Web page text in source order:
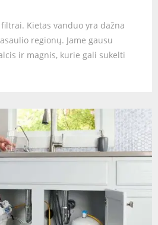
Kietas vanduo yra dažna
regionų. Jame gausu
ir magnis, kurie gali sukelti